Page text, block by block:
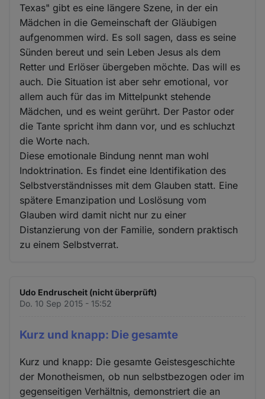
Texas" gibt es eine längere Szene, in der ein
Mädchen in die Gemeinschaft der Gläubigen
aufgenommen wird. Es soll sagen, dass es seine
Sünden bereut und sein Leben Jesus als dem
Retter und Erlöser übergeben möchte. Das will es
auch. Die Situation ist aber sehr emotional, vor
allem auch für das im Mittelpunkt stehende
Mädchen, und es weint gerührt. Der Pastor oder
die Tante spricht ihm dann vor, und es schluchzt
die Worte nach.
Diese emotionale Bindung nennt man wohl
Indoktrination. Es findet eine Identifikation des
Selbstverständnisses mit dem Glauben statt. Eine
spätere Emanzipation und Loslösung vom
Glauben wird damit nicht nur zu einer
Distanzierung von der Familie, sondern praktisch
zu einem Selbstverrat.
Udo Endruscheit (nicht überprüft)
Do. 10 Sep 2015 - 15:52
Kurz und knapp: Die gesamte
Kurz und knapp: Die gesamte Geistesgeschichte
der Monotheismen, ob nun selbstbezogen oder im
gegenseitigen Verhältnis, demonstriert die an